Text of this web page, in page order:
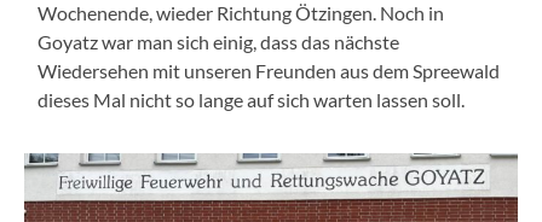
Wochenende, wieder Richtung Ötzingen. Noch in
Goyatz war man sich einig, dass das nächste
Wiedersehen mit unseren Freunden aus dem Spreewald
dieses Mal nicht so lange auf sich warten lassen soll.